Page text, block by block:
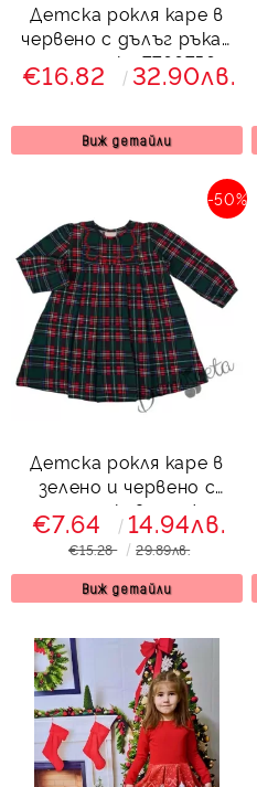
Детска рокля каре в
червено с дълъг ръкав
с панделка 7766756
€16.82 32.90лв.
Виж детайли
Детска рокля каре в
зелено и червено с
дълъг ръкав с нежна
бродерия
-50%
€7.64 14.94лв.
€15.28 29.89лв.
Виж детайли